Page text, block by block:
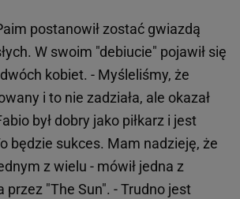
postanowił zostać gwiazdą
W swoim "debiucie" pojawił się
kobiet. - Myśleliśmy, że
i to nie zadziała, ale okazał
był dobry jako piłkarz i jest
będzie sukces. Mam nadzieję, że
z wielu - mówił jedna z
przez "The Sun". - Trudno jest